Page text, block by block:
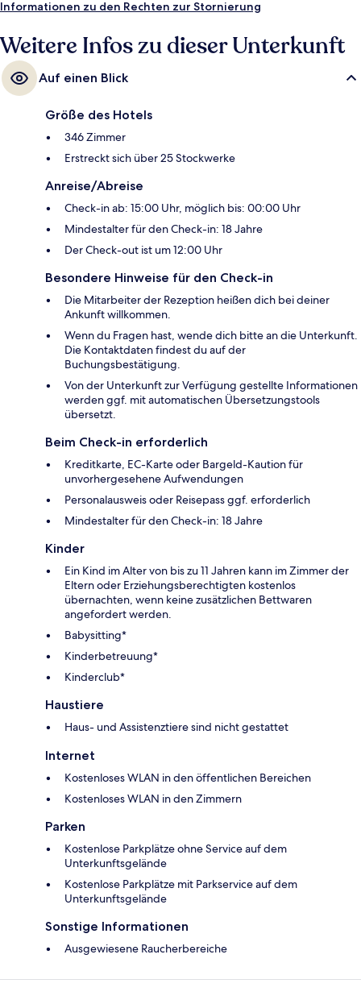
Poolbar und einen rund um die Uhr geöffneten Fitnessbereich.
allgemeine Zustand sehr gut. Die Unterkunft ist nur einen kurzen
Fußmarsch von den öffentlichen Verkehrsmitteln entfernt: Zur U-Bahn
(Straßenbahnhaltestelle Jumeirah Beach Residence 2) sind es 4
Minuten.
Informationen zu den Rechten zur Stornierung
Weitere Infos zu dieser Unterkunft
Auf einen Blick
Größe des Hotels
346 Zimmer
Erstreckt sich über 25 Stockwerke
Anreise/Abreise
Check-in ab: 15:00 Uhr, möglich bis: 00:00 Uhr
Mindestalter für den Check-in: 18 Jahre
Der Check-out ist um 12:00 Uhr
Besondere Hinweise für den Check-in
Die Mitarbeiter der Rezeption heißen dich bei deiner
Ankunft willkommen.
Wenn du Fragen hast, wende dich bitte an die Unterkunft.
Die Kontaktdaten findest du auf der
Buchungsbestätigung.
Von der Unterkunft zur Verfügung gestellte Informationen
werden ggf. mit automatischen Übersetzungstools
übersetzt.
Beim Check-in erforderlich
Kreditkarte, EC-Karte oder Bargeld-Kaution für
unvorhergesehene Aufwendungen
Personalausweis oder Reisepass ggf. erforderlich
Mindestalter für den Check-in: 18 Jahre
Kinder
Ein Kind im Alter von bis zu 11 Jahren kann im Zimmer der
Eltern oder Erziehungsberechtigten kostenlos
übernachten, wenn keine zusätzlichen Bettwaren
angefordert werden.
Babysitting*
Kinderbetreuung*
Kinderclub*
Haustiere
Haus- und Assistenztiere sind nicht gestattet
Internet
Kostenloses WLAN in den öffentlichen Bereichen
Kostenloses WLAN in den Zimmern
Parken
Kostenlose Parkplätze ohne Service auf dem
Unterkunftsgelände
Kostenlose Parkplätze mit Parkservice auf dem
Unterkunftsgelände
Sonstige Informationen
Ausgewiesene Raucherbereiche